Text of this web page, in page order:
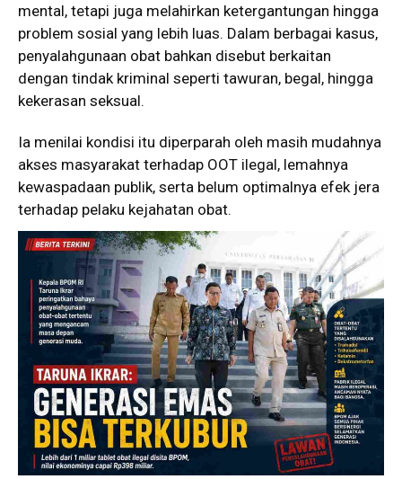
mental, tetapi juga melahirkan ketergantungan hingga
problem sosial yang lebih luas. Dalam berbagai kasus,
penyalahgunaan obat bahkan disebut berkaitan
dengan tindak kriminal seperti tawuran, begal, hingga
kekerasan seksual.
Ia menilai kondisi itu diperparah oleh masih mudahnya
akses masyarakat terhadap OOT ilegal, lemahnya
kewaspadaan publik, serta belum optimalnya efek jera
terhadap pelaku kejahatan obat.